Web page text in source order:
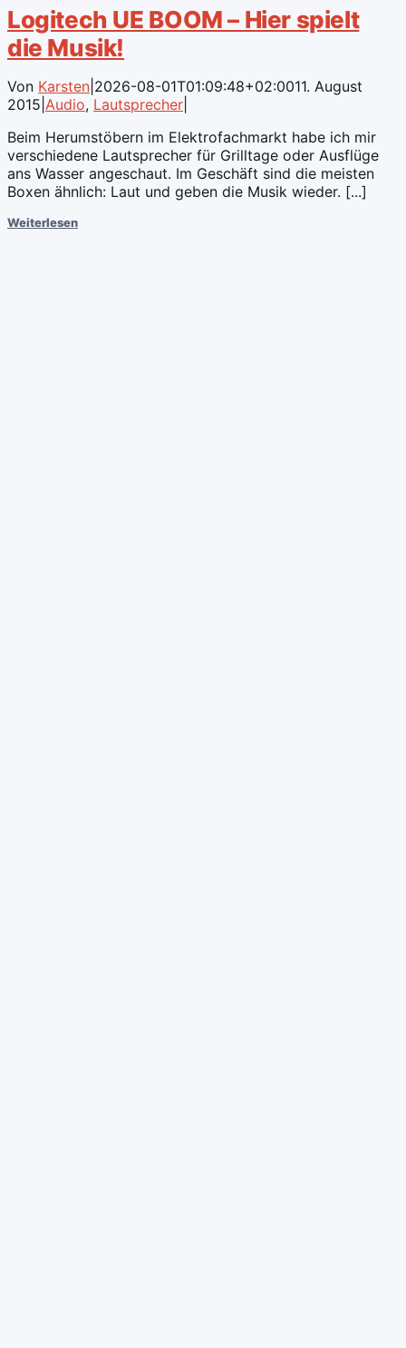
Logitech UE BOOM – Hier spielt
die Musik!
Von Karsten 2026-08-01T01:09:48+02:0011. August
2015 Audio, Lautsprecher
Beim Herumstöbern im Elektrofachmarkt habe ich mir
verschiedene Lautsprecher für Grilltage oder Ausflüge
ans Wasser angeschaut. Im Geschäft sind die meisten
Boxen ähnlich: Laut und geben die Musik wieder. [...]
Weiterlesen